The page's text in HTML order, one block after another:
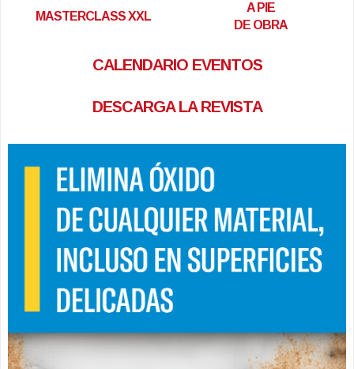
MASTERCLASS XXL
A PIE
DE OBRA
CALENDARIO EVENTOS
DESCARGA LA REVISTA